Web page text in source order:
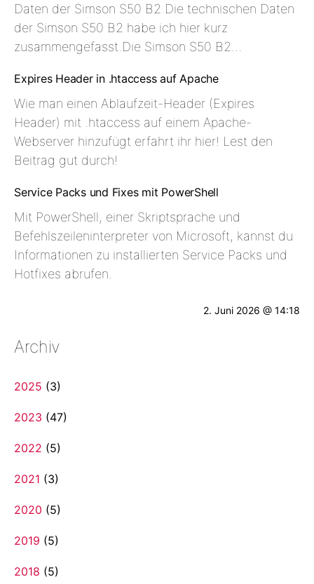
Daten der Simson S50 B2 Die technischen Daten
der Simson S50 B2 habe ich hier kurz
zusammengefasst.Die Simson S50 B2…
Expires Header in .htaccess auf Apache
Wie man einen Ablaufzeit-Header (Expires
Header) mit .htaccess auf einem Apache-
Webserver hinzufügt erfahrt ihr hier! Lest den
Beitrag gut durch!
Service Packs und Fixes mit PowerShell
Mit PowerShell, einer Skriptsprache und
Befehlszeileninterpreter von Microsoft, kannst du
Informationen zu installierten Service Packs und
Hotfixes abrufen.
2. Juni 2026 @ 14:18
Archiv
2025 (3)
2023 (47)
2022 (5)
2021 (3)
2020 (5)
2019 (5)
2018 (5)